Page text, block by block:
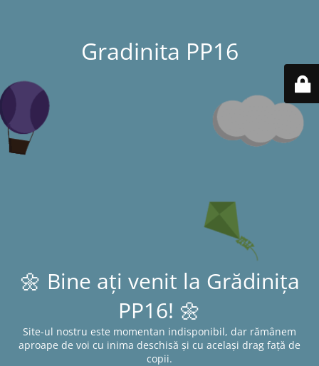
Gradinita PP16
🌼 Bine ați venit la Grădinița
PP16! 🌼
Site-ul nostru este momentan indisponibil, dar rămânem
aproape de voi cu inima deschisă și cu același drag față de
copii.